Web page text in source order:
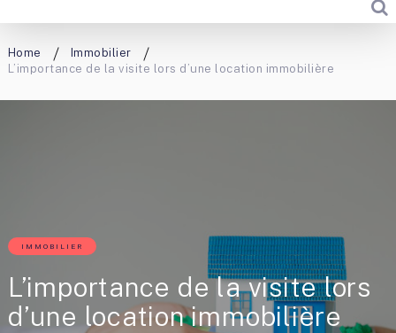
Home
Immobilier
L’importance de la visite lors d’une location immobilière
IMMOBILIER
L’importance de la visite lors
d’une location immobilière